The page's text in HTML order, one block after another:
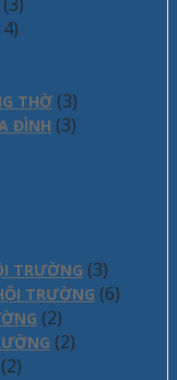
THỜ (3)
ĐÌNH (3)
TRƯỜNG (3)
TRƯỜNG (6)
(2)
(2)
(2)